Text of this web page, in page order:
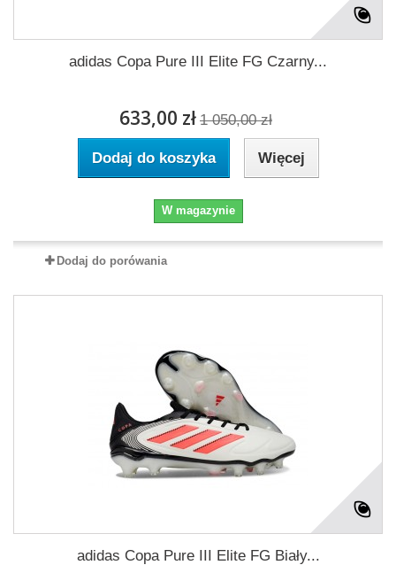
adidas Copa Pure III Elite FG Czarny...
633,00 zł 1 050,00 zł
Dodaj do koszyka Więcej
W magazynie
Dodaj do porówania
adidas Copa Pure III Elite FG Biały...